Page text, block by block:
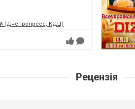
(Днепропресс, КДЦ)
Рецензія